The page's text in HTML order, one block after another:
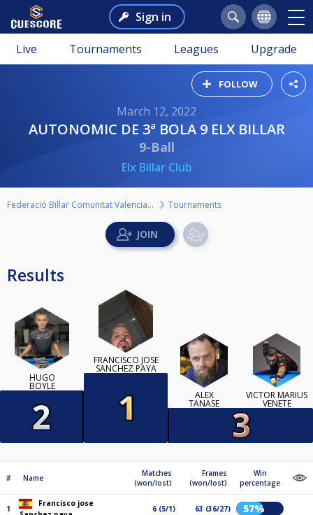
Sign in
Live Tournaments Leagues Upgrade
FOLLOW
March 12, 2022
AUTONOMIC DE 3ª BOLA 9 ELX BILLAR
9-Ball
Elx Billar Club
Federació Billar Comunitat Valenciana Tournaments
Results
HUGO
BOYLE
FRANCISCO JOSE
SANCHEZ PAYA
ALEX
TANASE
VICTOR MARIUS
VENETE
# Name
Matches
(won/lost)
Frames
(won/lost)
Win
percentage
1
Francisco jose
6 (5/1) 63 (36/27) 57%